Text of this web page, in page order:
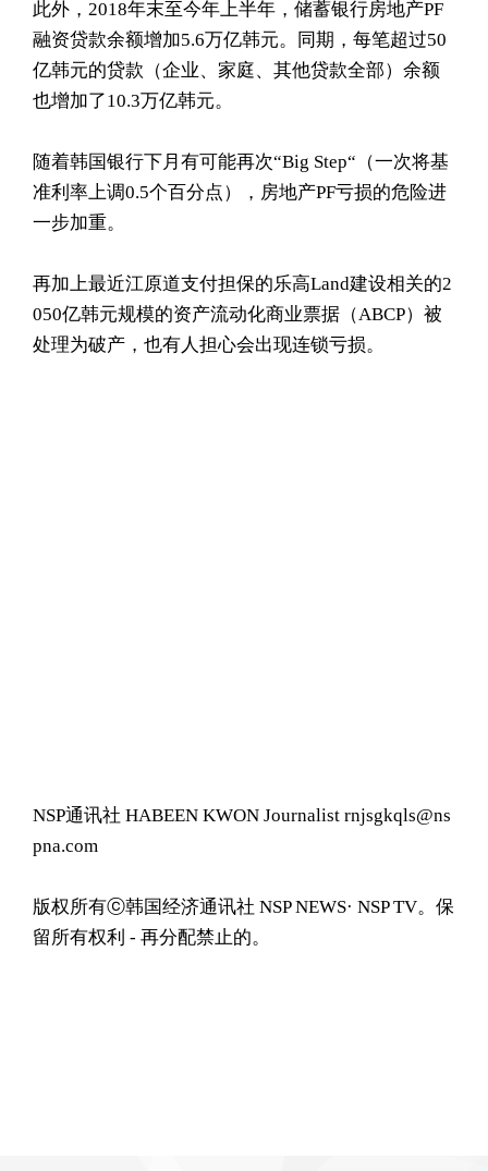
此外，2018年末至今年上半年，储蓄银行房地产PF
融资贷款余额增加5.6万亿韩元。同期，每笔超过50
亿韩元的贷款（企业、家庭、其他贷款全部）余额
也增加了10.3万亿韩元。
随着韩国银行下月有可能再次“Big Step“（一次将基
准利率上调0.5个百分点），房地产PF亏损的危险进
一步加重。
再加上最近江原道支付担保的乐高Land建设相关的2
050亿韩元规模的资产流动化商业票据（ABCP）被
处理为破产，也有人担心会出现连锁亏损。
NSP通讯社 HABEEN KWON Journalist rnjsgkqls@ns
pna.com
版权所有ⓒ韩国经济通讯社 NSP NEWS· NSP TV。保
留所有权利 - 再分配禁止的。